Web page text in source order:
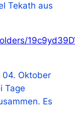
Tekath aus
04. Oktober
Tage
Es